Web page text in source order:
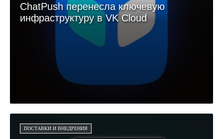
ChatPush перенесла ключевую
инфраструктуру в VK Cloud
ПОСТАВКИ И ВНЕДРЕНИЯ